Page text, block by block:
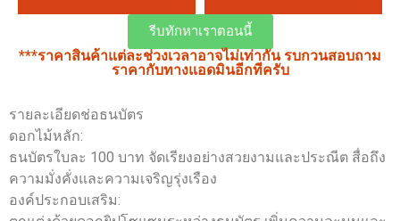
รีบทักหาเราตอนนี้
***ราคาสินค้าแต่ละช่วงเวลาอาจไม่เท่ากัน รบกวนสอบถาม
ราคากับทางแอดมินอีกทีครับ
รายละเอียดช่อธนบัตร
ดอกไม้หลัก:
ธนบัตรใบละ 100 บาท จัดเรียงอย่างสวยงามและประณีต สื่อถึง
ความมั่งคั่งและความเจริญรุ่งเรือง
องค์ประกอบเสริม: